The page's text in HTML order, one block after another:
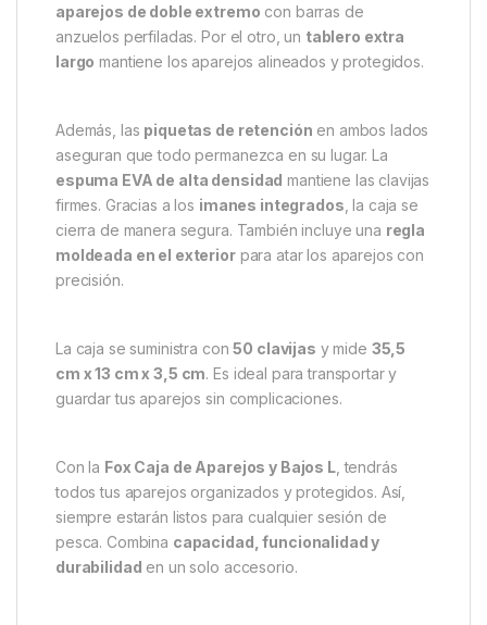
aparejos de doble extremo con barras de
anzuelos perfiladas. Por el otro, un tablero extra
largo mantiene los aparejos alineados y protegidos.
Además, las piquetas de retención en ambos lados
aseguran que todo permanezca en su lugar. La
espuma EVA de alta densidad mantiene las clavijas
firmes. Gracias a los imanes integrados , la caja se
cierra de manera segura. También incluye una regla
moldeada en el exteriorpara atar los aparejos con
precisión.
La caja se suministra con50 clavijas y mide 35,5
cm x 13 cm x 3,5 cm. Es ideal para transportar y
guardar tus aparejos sin complicaciones.
Con la Fox Caja de Aparejos y Bajos L, tendrás
todos tus aparejos organizados y protegidos. Así,
siempre estarán listos para cualquier sesión de
pesca. Combina capacidad, funcionalidad y
durabilidad en un solo accesorio.